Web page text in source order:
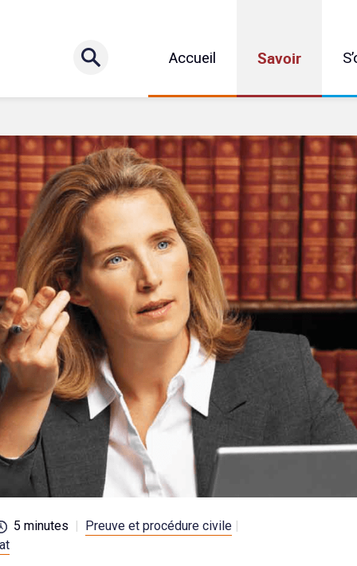
Accueil Savoir
5 minutes | Preuve et procédure civile |